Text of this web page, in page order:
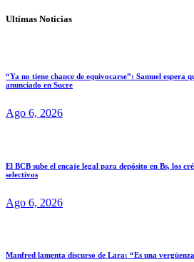
Ultimas Noticias
“Ya no tiene chance de equivocarse”: Samuel espera
anunciado en Sucre
Ago 6, 2026
El BCB sube el encaje legal para depósito en Bs, los
selectivos
Ago 6, 2026
Manfred lamenta discurso de Lara: “Es una